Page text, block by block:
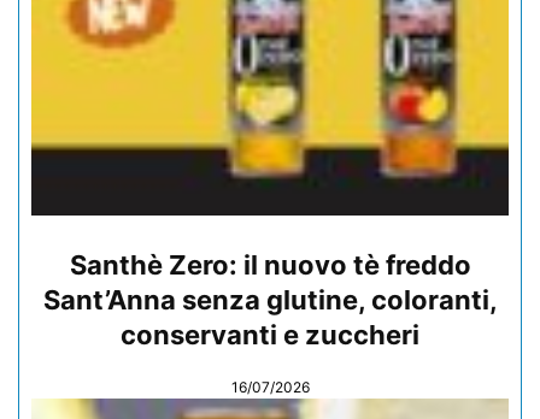
Santhè Zero: il nuovo tè freddo
Sant’Anna senza glutine, coloranti,
conservanti e zuccheri
16/07/2026